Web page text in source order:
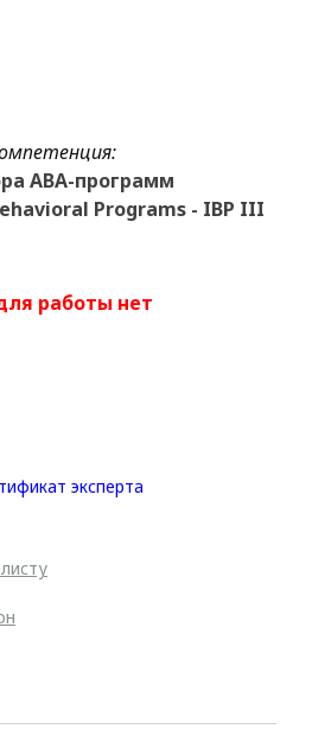
АВА-программ
Programs - IBP III
работы нет